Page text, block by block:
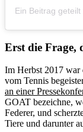
Erst die Frage,
Im Herbst 2017 war
vom Tennis
an einer
GOAT bezeichne,
Federer, und
Tiere und darunter